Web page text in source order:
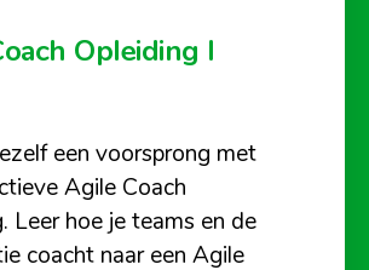
Opleiding I
een voorsprong met
Agile Coach
Leer hoe je teams en de
coacht naar een Agile